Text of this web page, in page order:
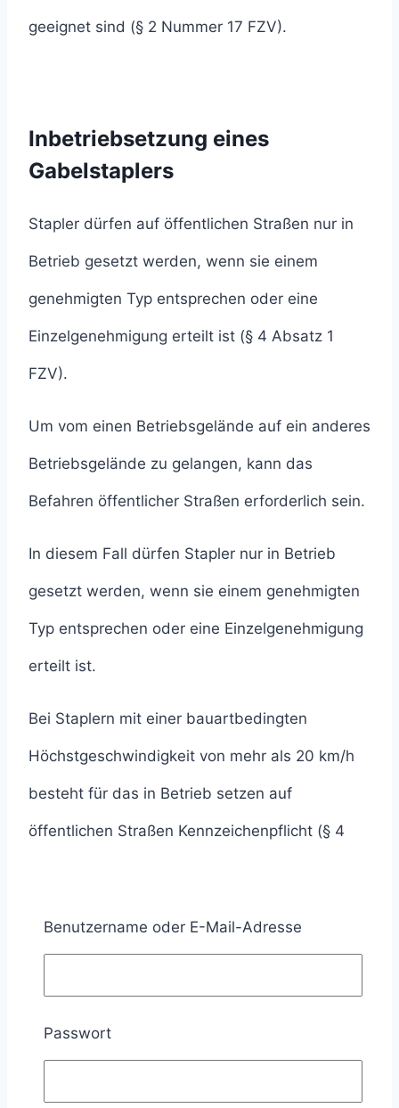
geeignet sind (§ 2 Nummer 17 FZV).
Inbetriebsetzung eines
Gabelstaplers
Stapler dürfen auf öffentlichen Straßen nur in
Betrieb gesetzt werden, wenn sie einem
genehmigten Typ entsprechen oder eine
Einzelgenehmigung erteilt ist (§ 4 Absatz 1
FZV).
Um vom einen Betriebsgelände auf ein anderes
Betriebsgelände zu gelangen, kann das
Befahren öffentlicher Straßen erforderlich sein.
In diesem Fall dürfen Stapler nur in Betrieb
gesetzt werden, wenn sie einem genehmigten
Typ entsprechen oder eine Einzelgenehmigung
erteilt ist.
Bei Staplern mit einer bauartbedingten
Höchstgeschwindigkeit von mehr als 20 km/h
besteht für das in Betrieb setzen auf
öffentlichen Straßen Kennzeichenpflicht (§ 4
Mit anderen Worten: Stapler benötigen ein
Kennzeichen, wenn sie mehr als 20 km/h
fahren und auf öffentlichen Straßen fahren
sollen.
Benutzername oder E-Mail-Adresse
Passwort